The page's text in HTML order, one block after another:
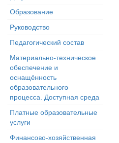
Образование
Руководство
Педагогический состав
Материально-техническое
обеспечение и
оснащённость
образовательного
процесса. Доступная среда
Платные образовательные
услуги
Финансово-хозяйственная